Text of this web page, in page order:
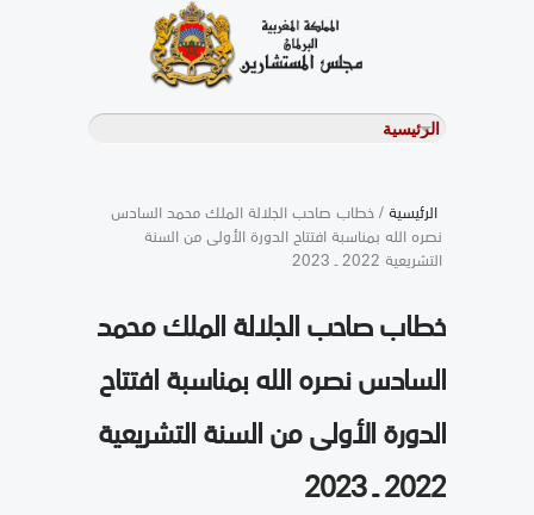
الرئيسية/ خطاب صاحب الجلالة الملك محمد السادس
نصره الله بمناسبة افتتاح الدورة الأولى من السنة
التشريعية 2022 ـ 2023
خطاب صاحب الجلالة الملك محمد
السادس نصره الله بمناسبة افتتاح
الدورة الأولى من السنة التشريعية
2022 ـ 2023